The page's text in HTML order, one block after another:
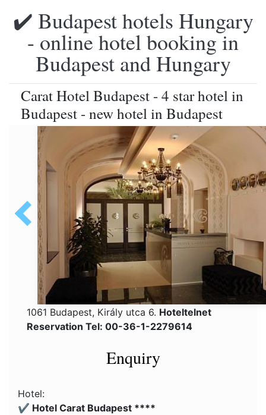
✔️ Budapest hotels Hungary
- online hotel booking in
Budapest and Hungary
Carat Hotel Budapest - 4 star hotel in
Budapest - new hotel in Budapest
1061 Budapest, Király utca 6. Hoteltelnet
Reservation Tel: 00-36-1-2279614
Enquiry
Hotel:
✔️ Hotel Carat Budapest ****